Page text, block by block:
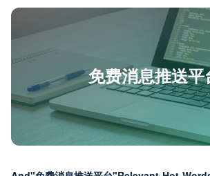
免费消息推送平